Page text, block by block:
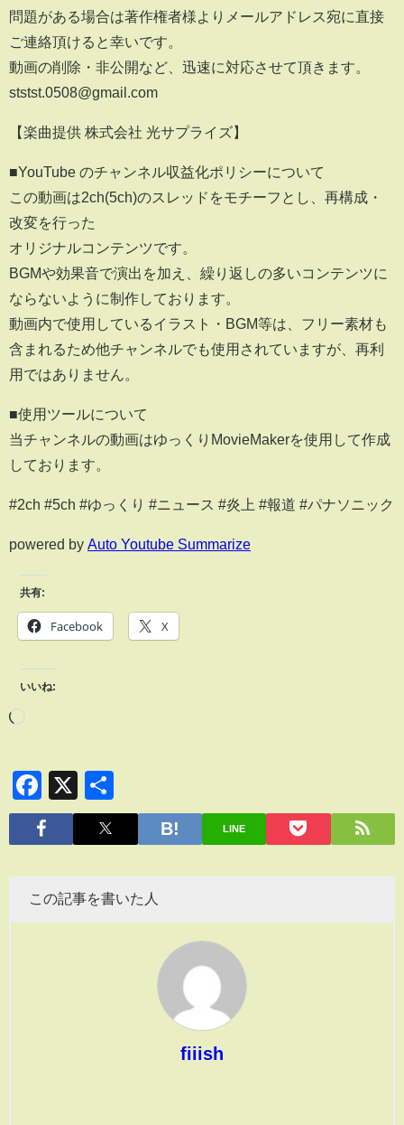
問題がある場合は著作権者様よりメールアドレス宛に直接
ご連絡頂けると幸いです。
動画の削除・非公開など、迅速に対応させて頂きます。
ststst.0508@gmail.com
【楽曲提供 株式会社 光サプライズ】
■YouTube のチャンネル収益化ポリシーについて
この動画は2ch(5ch)のスレッドをモチーフとし、再構成・
改変を行った
オリジナルコンテンツです。
BGMや効果音で演出を加え、繰り返しの多いコンテンツに
ならないように制作しております。
動画内で使用しているイラスト・BGM等は、フリー素材も
含まれるため他チャンネルでも使用されていますが、再利
用ではありません。
■使用ツールについて
当チャンネルの動画はゆっくりMovieMakerを使用して作成
しております。
#2ch #5ch #ゆっくり #ニュース #炎上 #報道 #パナソニック
powered by Auto Youtube Summarize
共有:
Facebook X
いいね:
Facebook
X
有
LINE
この記事を書いた人
fiiish